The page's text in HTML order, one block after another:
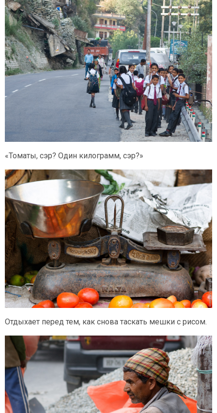
«Томаты, сэр? Один килограмм, сэр?»
Отдыхает перед тем, как снова таскать мешки с рисом.